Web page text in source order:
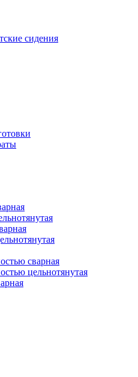
сидения
сварная
цельнотянутая